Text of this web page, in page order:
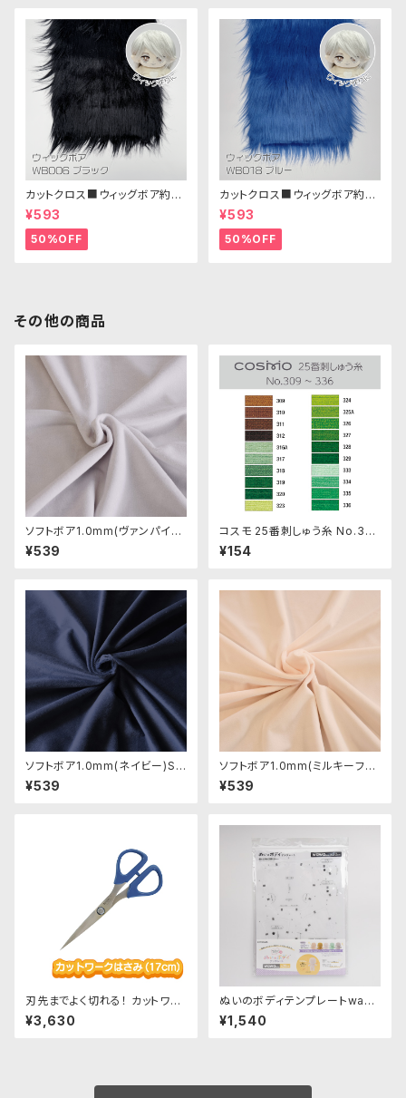
カットクロス■ウィッグボア約8c
m(ブラック)WB006ボア生地 2
5cm × 45cm
¥593
50%OFF
カットクロス■ウィッグボア約8c
m(ブルー)WB018 ボア生地 25
cm × 45cm
¥593
50%OFF
その他の商品
ソフトボア1.0mm(ヴァンパイア
スキン)SSB129 ぬいぐるみ用短
毛ボア生地 20cm
¥539
コスモ 25番刺しゅう糸 No.30
9‾336
¥154
ソフトボア1.0mm(ネイビー)SS
B008 ぬいぐるみ用短毛ボア生
地 20cm
¥539
ソフトボア1.0mm(ミルキーフレ
ッシュ)SSB103 ぬいぐるみ用短
毛ボア生地 20cm
¥539
刃先までよく切れる！ カットワー
クはさみ170｜クロバー
¥3,630
ぬいのボディテンプレートwaw
aちゃん20cm｜清原株式会社
¥1,540